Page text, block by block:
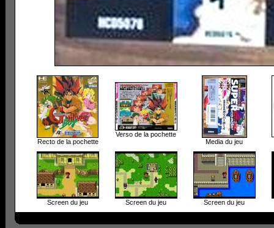
Recto de la pochette
Verso de la pochette
Media du jeu
Screen du jeu Screen du jeu Screen du jeu